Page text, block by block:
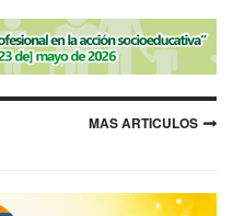
MAS ARTICULOS